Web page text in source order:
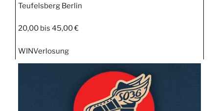
Teufelsberg Berlin
20,00 bis 45,00 €
WINVerlosung